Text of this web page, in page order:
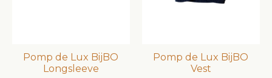
Pomp de Lux BijBO
Longsleeve
Pomp de Lux BijBO
Vest